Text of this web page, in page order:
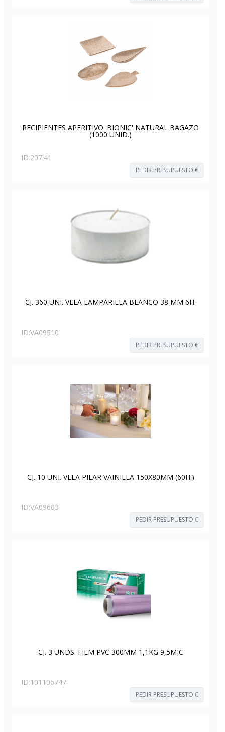
RECIPIENTES APERITIVO 'BIONIC' NATURAL BAGAZO
(1000 UNID.)
ID:207.41
PEDIR PRESUPUESTO €
CJ. 360 UNI. VELA LAMPARILLA BLANCO 38 MM 6H.
ID:VA09510
PEDIR PRESUPUESTO €
CJ. 10 UNI. VELA PILAR VAINILLA 150X80MM (60H.)
ID:VA09603
PEDIR PRESUPUESTO €
CJ. 3 UNDS. FILM PVC 300MM 1,1KG 9,5MIC
ID:101106747
PEDIR PRESUPUESTO €